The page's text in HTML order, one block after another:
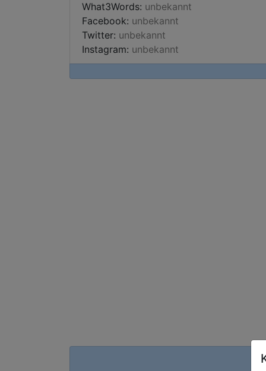
What3Words: unbekannt
Facebook: unbekannt
Twitter: unbekannt
Instagram: unbekannt